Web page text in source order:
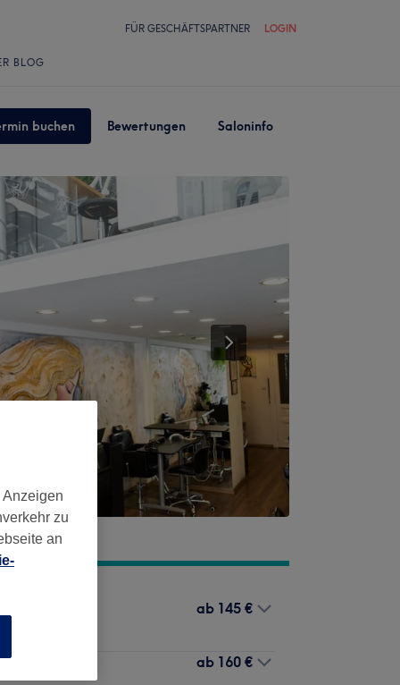
FÜR GESCHÄFTSPARTNER LOGIN
BLOG
buchen Bewertungen Saloninfo
ab 145 €
ab 160 €
zu
an